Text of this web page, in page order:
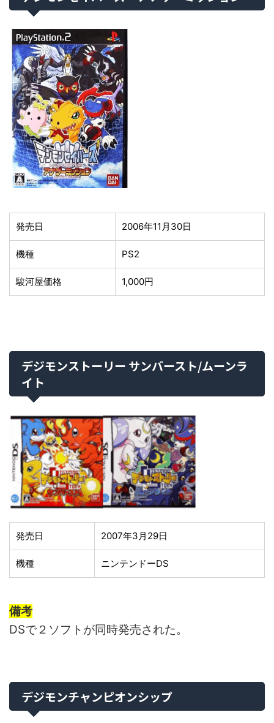
発売日 2006年11月30日
機種 PS2
駿河屋価格 1,000円
デジモンストーリー サンバースト/ムーンラ
イト
発売日 2007年3月29日
機種 ニンテンドーDS
備考
DSで２ソフトが同時発売された。
デジモンチャンピオンシップ